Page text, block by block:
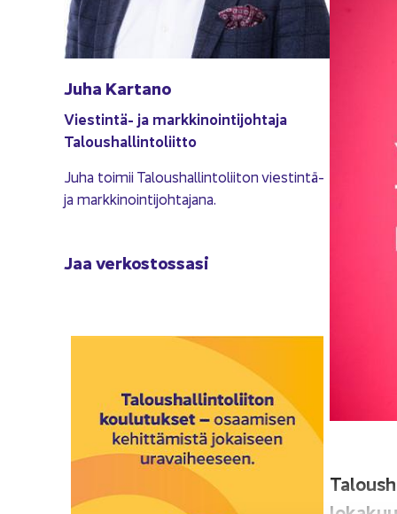
Juha Kar­ta­no
Viestintä-​ ja mark­ki­noin­ti­joh­ta­ja
Ta­lous­hal­lin­to­liit­to
Juha toi­mii Ta­lous­hal­lin­to­lii­ton viestintä-​
ja mark­ki­noin­ti­joh­ta­ja­na.
Jaa ver­kos­tos­sa­si